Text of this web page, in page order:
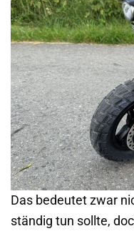
Das bedeutet zwar
ständig tun sollte,